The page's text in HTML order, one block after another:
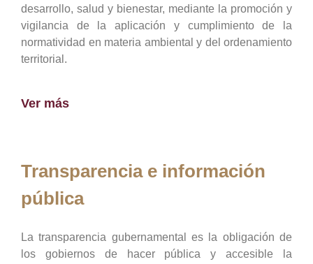
desarrollo, salud y bienestar, mediante la promoción y
vigilancia de la aplicación y cumplimiento de la
normatividad en materia ambiental y del ordenamiento
territorial.
Ver más
Transparencia e información
pública
La transparencia gubernamental es la obligación de
los gobiernos de hacer pública y accesible la